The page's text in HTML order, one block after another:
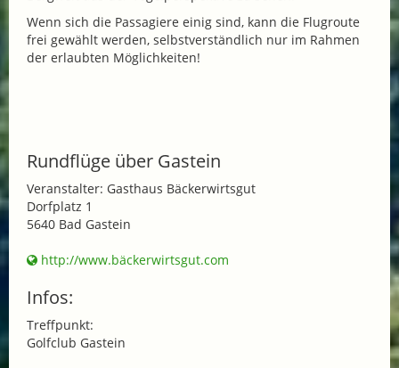
Wenn sich die Passagiere einig sind, kann die Flugroute
frei gewählt werden, selbstverständlich nur im Rahmen
der erlaubten Möglichkeiten!
Rundflüge über Gastein
Veranstalter: Gasthaus Bäckerwirtsgut
Dorfplatz 1
5640 Bad Gastein
http://www.bäckerwirtsgut.com
Infos:
Treffpunkt:
Golfclub Gastein